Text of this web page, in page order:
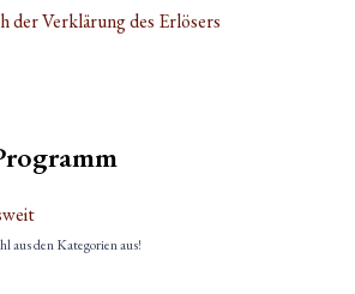
der Verklärung des Erlösers
aus den Kategorien aus!